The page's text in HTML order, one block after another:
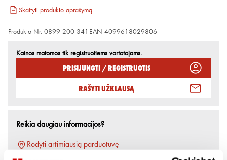
Skaityti produkto aprašymą
Produkto Nr. 0899 200 341 EAN 4099618029806
Kainos matomos tik registruotiems vartotojams.
Prisijungti / Registruotis
Rašyti užklausą
Reikia daugiau informacijos?
Rodyti artimiausią parduotuvę